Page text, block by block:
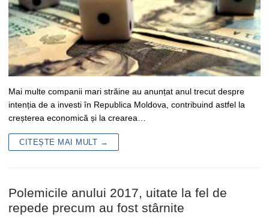
Mai multe companii mari străine au anunțat anul trecut despre
intenția de a investi în Republica Moldova, contribuind astfel la
creșterea economică și la crearea…
CITEȘTE MAI MULT →
Polemicile anului 2017, uitate la fel de
repede precum au fost stârnite